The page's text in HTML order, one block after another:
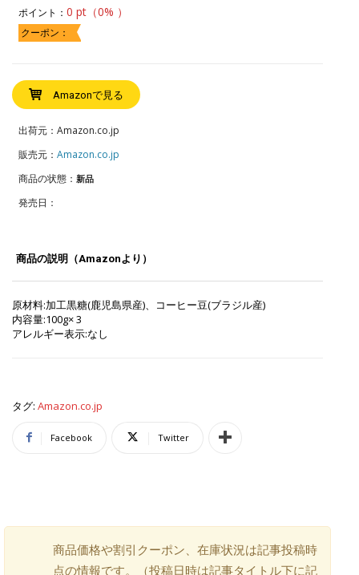
ポイント： 0 pt（0% ）
クーポン：
Amazonで見る
出荷元：Amazon.co.jp
販売元： Amazon.co.jp
商品の状態： 新品
発売日：
商品の説明（Amazonより）
原材料:加工黒糖(鹿児島県産)、コーヒー豆(ブラジル産)
内容量:100g× 3
アレルギー表示:なし
タグ: Amazon.co.jp
Facebook Twitter
商品価格や割引クーポン、在庫状況は記事投稿時
点の情報です。（投稿日時は記事タイトル下に記